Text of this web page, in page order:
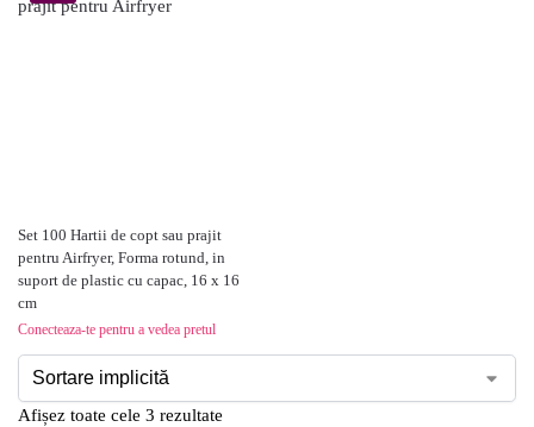
Set 100 Hartii de copt sau prajit
pentru Airfryer, Forma rotund, in
suport de plastic cu capac, 16 x 16
cm
Conecteaza-te pentru a vedea pretul
Afișez toate cele 3 rezultate